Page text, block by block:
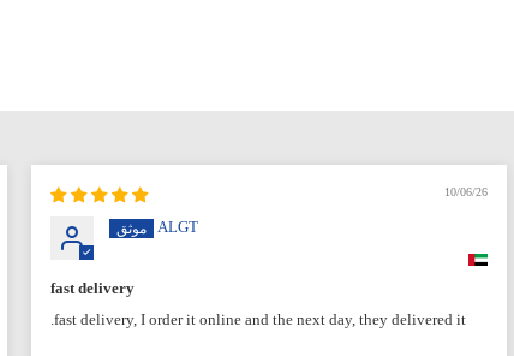
10/06/26
ALGT
fast delivery
fast delivery, I order it online and the next day, they delivered it.